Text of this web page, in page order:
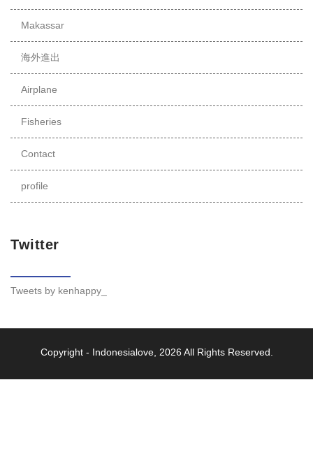
Makassar
海外進出
Airplane
Fisheries
Contact
profile
Twitter
Tweets by kenhappy_
Copyright - Indonesialove, 2026 All Rights Reserved.